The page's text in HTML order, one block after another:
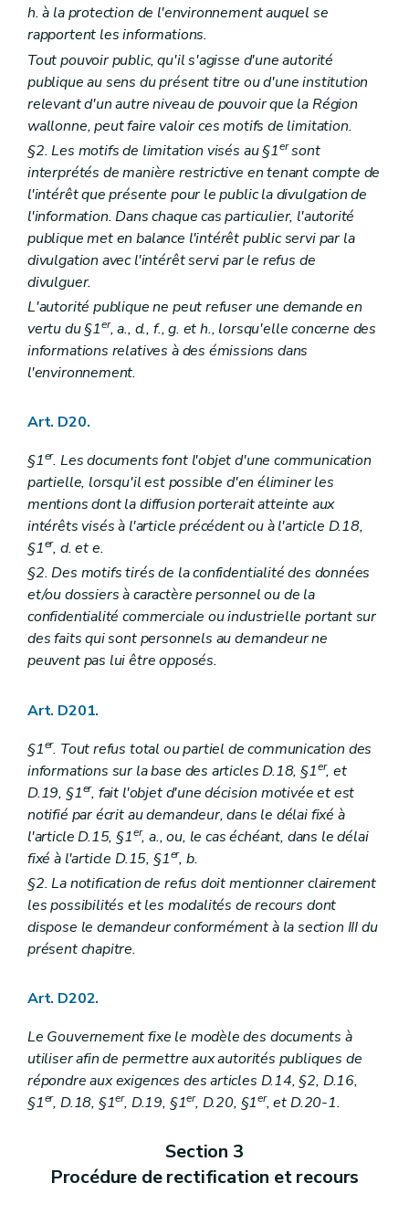
h. à la protection de l'environnement auquel se
rapportent les informations.
Tout pouvoir public, qu'il s'agisse d'une autorité
publique au sens du présent titre ou d'une institution
relevant d'un autre niveau de pouvoir que la Région
wallonne, peut faire valoir ces motifs de limitation.
§2. Les motifs de limitation visés au §1ersont
interprétés de manière restrictive en tenant compte de
l'intérêt que présente pour le public la divulgation de
l'information. Dans chaque cas particulier, l'autorité
publique met en balance l'intérêt public servi par la
divulgation avec l'intérêt servi par le refus de
divulguer.
L'autorité publique ne peut refuser une demande en
vertu du §1er, a., d., f., g. et h., lorsqu'elle concerne des
informations relatives à des émissions dans
l'environnement.
Art. D20.
§1er. Les documents font l'objet d'une communication
partielle, lorsqu'il est possible d'en éliminer les
mentions dont la diffusion porterait atteinte aux
intérêts visés à l'article précédent ou à l'article D.18,
§1er, d. et e.
§2. Des motifs tirés de la confidentialité des données
et/ou dossiers à caractère personnel ou de la
confidentialité commerciale ou industrielle portant sur
des faits qui sont personnels au demandeur ne
peuvent pas lui être opposés.
Art. D201.
§1er. Tout refus total ou partiel de communication des
informations sur la base des articles D.18, §1er, et
D.19, §1er, fait l'objet d'une décision motivée et est
notifié par écrit au demandeur, dans le délai fixé à
l'article D.15, §1er, a., ou, le cas échéant, dans le délai
fixé à l'article D.15, §1er, b.
§2. La notification de refus doit mentionner clairement
les possibilités et les modalités de recours dont
dispose le demandeur conformément à la section III du
présent chapitre.
Art. D202.
Le Gouvernement fixe le modèle des documents à
utiliser afin de permettre aux autorités publiques de
répondre aux exigences des articles D.14, §2, D.16,
§1er, D.18, §1er, D.19, §1er, D.20, §1er, et D.20-1.
Section 3
Procédure de rectification et recours